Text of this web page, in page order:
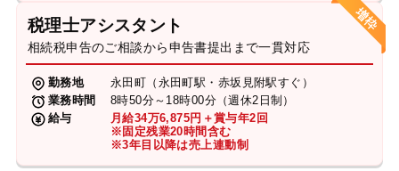
税理士アシスタント
相続税申告のご相談から申告書提出まで一貫対応
勤務地
永田町（永田町駅・赤坂見附駅すぐ）
業務時間
8時50分～18時00分（週休2日制）
給与
月給34万6,875円＋賞与年2回
※固定残業20時間含む
※3年目以降は売上連動制